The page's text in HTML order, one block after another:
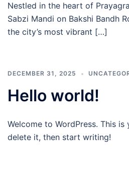
Nestled in the heart of
Sabzi Mandi on Bakshi Bandh
the city’s most vibrant […]
DECEMBER 31, 2025
Hello world!
Welcome to WordPress. This
delete it, then start writing!